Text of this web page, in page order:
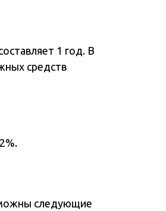
1 год. В
средств
следующие